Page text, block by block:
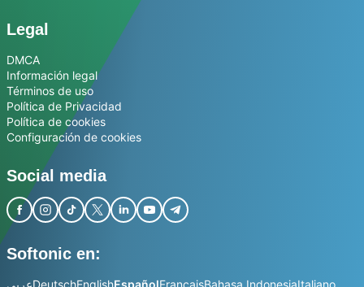
Legal
DMCA
Información legal
Términos de uso
Política de Privacidad
Política de cookies
Configuración de cookies
Social media
Softonic en: